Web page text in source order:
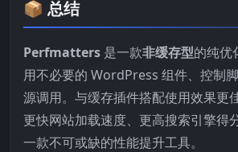
📦 总结
Perfmatters 是一款非缓存型的纯优
用不必要的 WordPress 组件、控制
源调用。与缓存插件搭配使用效果更
更快网站加载速度、更高搜索引擎得
一款不可或缺的性能提升工具。